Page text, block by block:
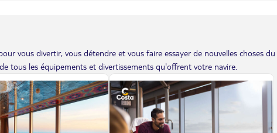
vous divertir, vous détendre et vous faire essayer de nouvelles choses du
tous les équipements et divertissements qu'offrent votre navire.